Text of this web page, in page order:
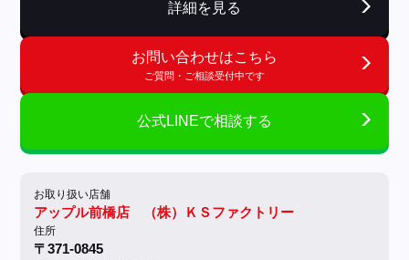
詳細を見る
お問い合わせはこちら
ご質問・ご相談受付中です
公式LINEで相談する
お取り扱い店舗
アップル前橋店 （株）ＫＳファクトリー
住所
〒371-0845